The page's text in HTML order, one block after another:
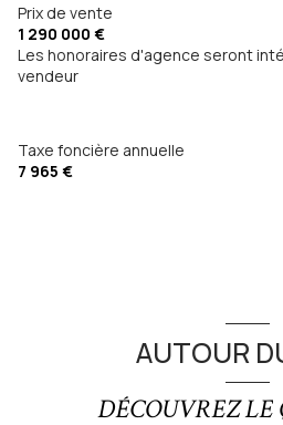
exposition Sud
1er étage
interphone
Prix de vente
1 290 000 €
Les honoraires d'agence seront
vendeur
Taxe foncière annuelle
7 965 €
AUTOUR
DÉCOUVREZ LE